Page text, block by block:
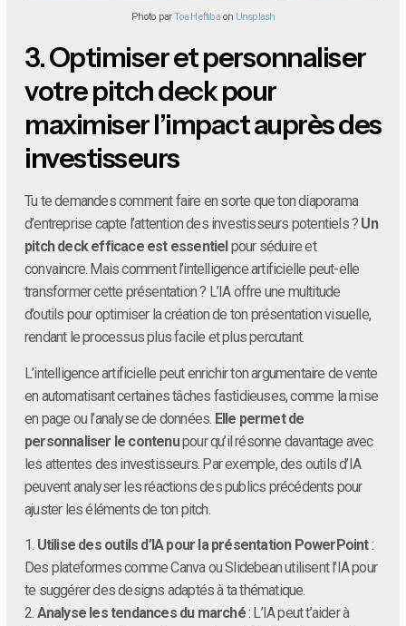
Photo parToa Heftibaon Unsplash
3.Optimiser et personnaliser
votre pitch deck pour
maximiser l’impact auprès des
investisseurs
Tu te demandes comment faire en sorte que ton diaporama
d’entreprise capte l’attention des investisseurs potentiels ? Un
pitch deck efficace est essentiel pour séduire et
convaincre. Mais comment l’intelligence artificielle peut-elle
transformer cette présentation ? L’IA offre une multitude
d’outils pour optimiser la création de ton présentation visuelle,
rendant le processus plus facile et plus percutant.
L’intelligence artificielle peut enrichir ton argumentaire de vente
en automatisant certaines tâches fastidieuses, comme la mise
en page ou l’analyse de données. Elle permet de
personnaliser le contenupour qu’il résonne davantage avec
les attentes des investisseurs. Par exemple, des outils d’IA
peuvent analyser les réactions des publics précédents pour
ajuster les éléments de ton pitch.
1. Utilise des outils d’IA pour la présentation PowerPoint:
Des plateformes comme Canva ou Slidebean utilisent l’IA pour
te suggérer des designs adaptés à ta thématique.
2. Analyse les tendances du marché: L’IA peut t’aider à